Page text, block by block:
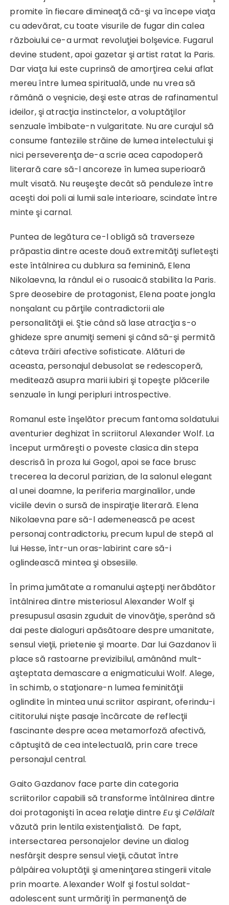
promite în fiecare dimineaţă că-şi va începe viaţa
cu adevărat, cu toate visurile de fugar din calea
războiului ce-a urmat revoluţiei bolşevice. Fugarul
devine student, apoi gazetar şi artist ratat la Paris.
Dar viaţa lui este cuprinsă de amorţirea celui aflat
mereu între lumea spirituală, unde nu vrea să
rămână o veşnicie, deşi este atras de rafinamentul
ideilor, şi atracţia instinctelor, a voluptăţilor
senzuale îmbibate-n vulgaritate. Nu are curajul să
consume fanteziile străine de lumea intelectului şi
nici perseverenţa de-a scrie acea capodoperă
literară care să-l ancoreze în lumea superioară
mult visată. Nu reuşeşte decât să penduleze între
aceşti doi poli ai lumii sale interioare, scindate între
minte şi carnal.
Puntea de legătura ce-l obligă să traverseze
prăpastia dintre aceste două extremităţi sufleteşti
este întâlnirea cu dublura sa feminină, Elena
Nikolaevna, la rândul ei o rusoaică stabilita la Paris.
Spre deosebire de protagonist, Elena poate jongla
nonşalant cu părţile contradictorii ale
personalităţii ei. Ştie când să lase atracţia s-o
ghideze spre anumiţi semeni şi când să-şi permită
câteva trăiri afective sofisticate. Alături de
aceasta, personajul debusolat se redescoperă,
meditează asupra marii iubiri şi topeşte plăcerile
senzuale în lungi peripluri introspective.
Romanul este înşelător precum fantoma soldatului
aventurier deghizat în scriitorul Alexander Wolf. La
început urmăreşti o poveste clasica din stepa
descrisă în proza lui Gogol, apoi se face brusc
trecerea la decorul parizian, de la salonul elegant
al unei doamne, la periferia marginalilor, unde
viciile devin o sursă de inspiraţie literară. Elena
Nikolaevna pare să-l ademenească pe acest
personaj contradictoriu, precum lupul de stepă al
lui Hesse, într-un oras-labirint care să-i
oglindească mintea şi obsesiile.
În prima jumătate a romanului aştepţi nerăbdător
întâlnirea dintre misteriosul Alexander Wolf şi
presupusul asasin zguduit de vinovăţie, sperând să
dai peste dialoguri apăsătoare despre umanitate,
sensul vieţii, prietenie şi moarte. Dar lui Gazdanov îi
place să rastoarne previzibilul, amânând mult-
aşteptata demascare a enigmaticului Wolf. Alege,
în schimb, o staţionare-n lumea feminităţii
oglindite în mintea unui scriitor aspirant, oferindu-i
cititorului nişte pasaje încărcate de reflecţii
fascinante despre acea metamorfoză afectivă,
căptuşită de cea intelectuală, prin care trece
personajul central.
Gaito Gazdanov face parte din categoria
scriitorilor capabili să transforme întâlnirea dintre
doi protagonişti în acea relaţie dintreEuşiCelălalt
văzută prin lentila existenţialistă. De fapt,
intersectarea personajelor devine un dialog
nesfârşit despre sensul vieţii, căutat între
pâlpâirea voluptăţii şi ameninţarea stingerii vitale
prin moarte. Alexander Wolf şi fostul soldat-
adolescent sunt urmăriţi în permanenţă de